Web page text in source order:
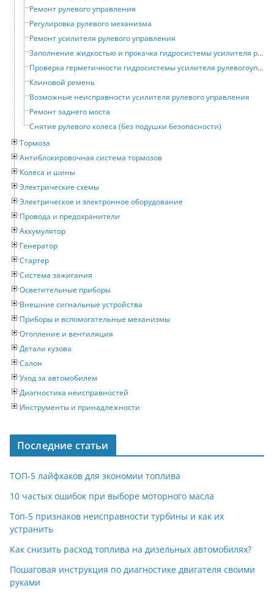
Ремонт рулевого управления
Регулировка рулевого механизма
Ремонт усилителя рулевого управления
Заполнение жидкостью и прокачка гидросистемы усилителя рулевого управления
Проверка герметичности гидросистемы усилителя рулевогоуправления
Клиновой ремень
Возможные неисправности усилителя рулевого управления
Ремонт заднего моста
Снятие рулевого колеса (без подушки безопасности)
Тормоза
Антиблокировочная система тормозов
Колеса и шины
Электрические схемы
Электрическое и электронное оборудование
Провода и предохранители
Аккумулятор
Генератор
Стартер
Система зажигания
Осветительные приборы
Внешние сигнальные устройства
Приборы и вспомогательные механизмы
Отопление и вентиляция
Детали кузова
Салон
Уход за автомобилем
Диагностика неисправностей
Инструменты и принадлежности
Последние статьи
ТОП-5 лайфхаков для экономии топлива
10 частых ошибок при выборе моторного масла
Топ-5 признаков неисправности турбины и как их
устранить
Как снизить расход топлива на дизельных автомобилях?
Пошаговая инструкция по диагностике двигателя своими
руками